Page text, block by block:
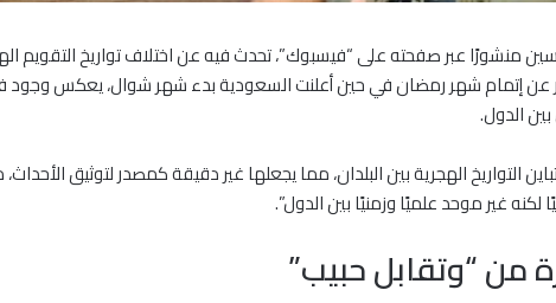
منشورًا عبر صفحته على “فيسبوك”، تحدث فيه عن اختلاف تواريخ التقويم
عن إتمام شهر رمضان في حين أعلنت السعودية بدء شهر شوال، يعكس وجود
الدول.
التواريخ الهجرية بين البلدان، مما يجعلها غير دقيقة كمصدر لتوثيق
لكنه غير موحد علميًا وزمنيًا بين الدول”.
من “وتقابل حبيب”